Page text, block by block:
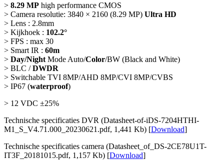
> 8.29 MP high performance CMOS
> Camera resolutie: 3840 × 2160 (8.29 MP) Ultra HD
> Lens : 2.8mm
> Kijkhoek : 102.2°
> FPS : max 30
> Smart IR : 60m
> Day/Night Mode Auto/Color/BW (Black and White)
> BLC /DWDR
> Switchable TVI 8MP/AHD 8MP/CVI 8MP/CVBS
> IP67 (waterproof)
> 12 VDC ±25%
Technische specificaties DVR (Datasheet-of-iDS-7204HTHI-
M1_S_V4.71.000_20230621.pdf, 1,441 Kb) [Download]
Technische specificaties camera (Datasheet_of_DS-2CE78U1T-
IT3F_20181015.pdf, 1,157 Kb) [Download]